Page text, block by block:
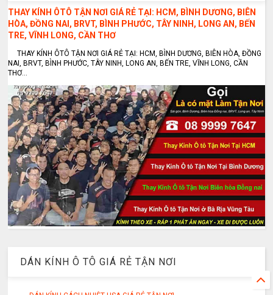
THAY KÍNH ÔTÔ TẬN NƠI GIÁ RẺ TẠI: HCM, BÌNH DƯƠNG, BIÊN
HÒA, ĐỒNG NAI, BRVT, BÌNH PHƯỚC, TÂY NINH, LONG AN, BẾN
TRE, VĨNH LONG, CẦN THƠ
THAY KÍNH ÔTÔ TẬN NƠI GIÁ RẺ TẠI: HCM, BÌNH DƯƠNG, BIÊN HÒA, ĐỒNG
NAI, BRVT, BÌNH PHƯỚC, TÂY NINH, LONG AN, BẾN TRE, VĨNH LONG, CẦN
THƠ...
DÁN KÍNH Ô TÔ GIÁ RẺ TẬN NƠI